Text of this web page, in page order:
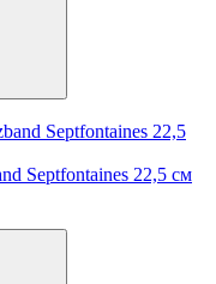
Septfontaines 22,5 см